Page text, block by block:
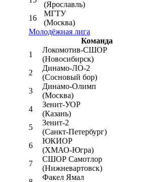
(Ярославль)
16
МГТУ
(Москва)
Молодёжная лига
Команда
1
Локомотив-CШОР
(Новосибирск)
2
Динамо-ЛО-2
(Сосновый бор)
3
Динамо-Олимп
(Москва)
4
Зенит-УОР
(Казань)
5
Зенит-2
(Санкт-Петербург)
6
ЮКИОР
(ХМАО-Югра)
7
СШОР Самотлор
(Нижневартовск)
Факел Ямал